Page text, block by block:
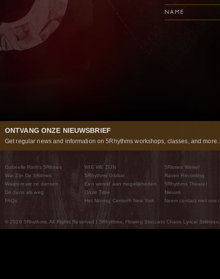
NAME
ONTVANG ONZE NIEUWSBRIEF
Get regular news and information on 5Rhythms workshops, classes, and
Gabrielle Roth’s 5Ritmes
Wat Zijn De 5Ritmes
Waarom we ze dansen
De dans als weg
FAQs
WIE WE ZIJN
5Rhythms Global
Een wereld aan mogelijkheden
Onze Tribe
Het Moving Center® New York
5Ritmes Winkel
Raven Recording
5Rhythms Theater
Nieuws
Neem contact met ons
© 2026 5Rhythms. All Rights Reserved | 5Rhythms, Flowing Staccato Chaos Lyrical